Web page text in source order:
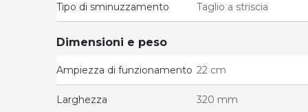
Tipo di sminuzzamento Taglio a striscia
Dimensioni e peso
Ampiezza di funzionamento 22 cm
Larghezza 320 mm